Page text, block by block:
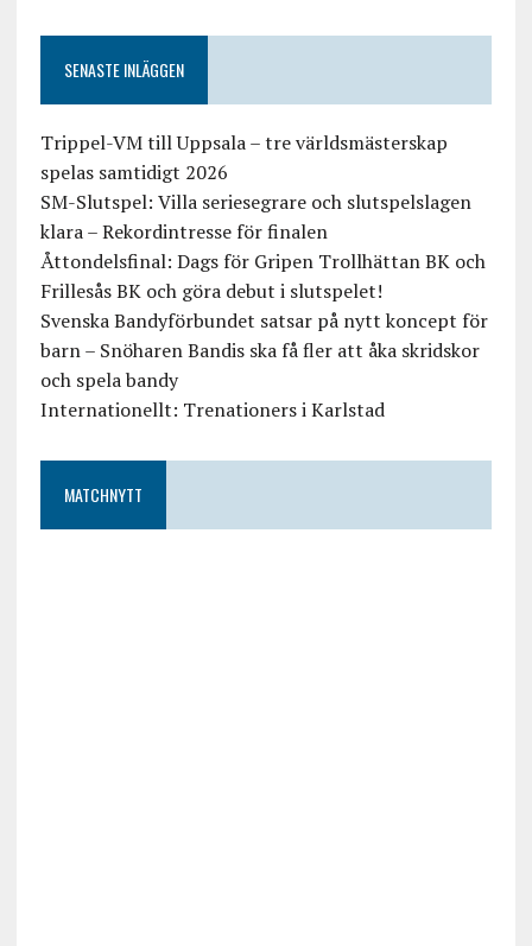
SENASTE INLÄGGEN
Trippel-VM till Uppsala – tre världsmästerskap
spelas samtidigt 2026
SM-Slutspel: Villa seriesegrare och slutspelslagen
klara – Rekordintresse för finalen
Åttondelsfinal: Dags för Gripen Trollhättan BK och
Frillesås BK och göra debut i slutspelet!
Svenska Bandyförbundet satsar på nytt koncept för
barn – Snöharen Bandis ska få fler att åka skridskor
och spela bandy
Internationellt: Trenationers i Karlstad
MATCHNYTT